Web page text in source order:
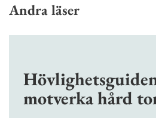
Andra läser
motverka hård